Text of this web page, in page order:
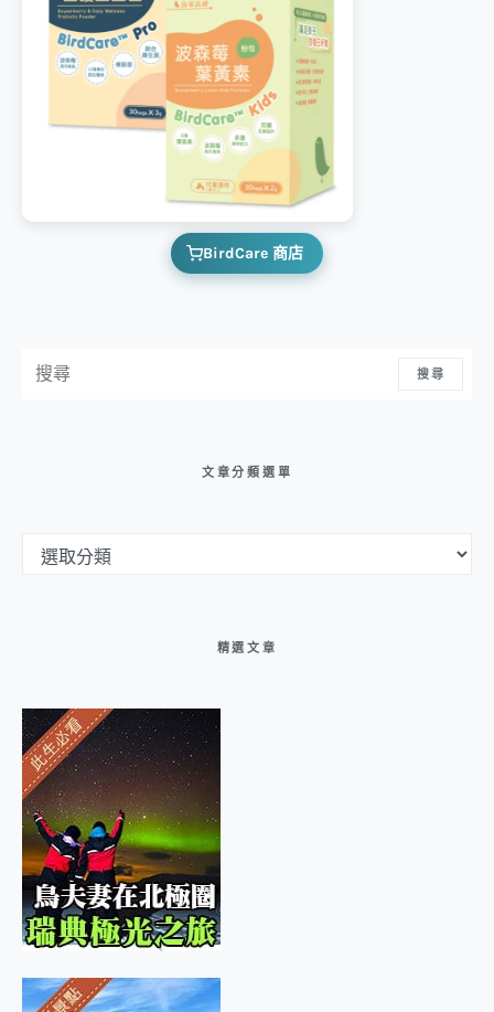
BirdCare 商店
搜尋
文章分類選單
精選文章